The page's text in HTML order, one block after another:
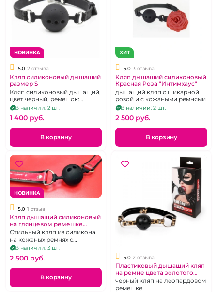
НОВИНКА
5.0 2 отзыва
Кляп силиконовый дышащий
размер S
Кляп силиконовый дышащий,
цвет черный, ремешок:
силикон черного цвета,
приятный на ощупь, размер:S
В наличии: 2 шт.
1 400 pуб.
В корзину
ХИТ
5.0 3 отзыва
Кляп дышащий силиконовый
Красная Роза "Интимхаус"
дышащий кляп с шикарной
розой и с кожаными ремнями
В наличии: 2 шт.
2 500 pуб.
В корзину
НОВИНКА
5.0 1 отзыв
Кляп дышащий силиконовый
на глянцевом ремешке
"Sitabella"
Стильный кляп из силикона
на кожаных ремнях с
лакироваными всавками
В наличии: 3 шт.
2 500 pуб.
В корзину
5.0 2 отзыва
Пластиковый дышащий кляп
на ремне цвета золотого
леопарда "Notabu"
черный кляп на леопардовом
ремешке